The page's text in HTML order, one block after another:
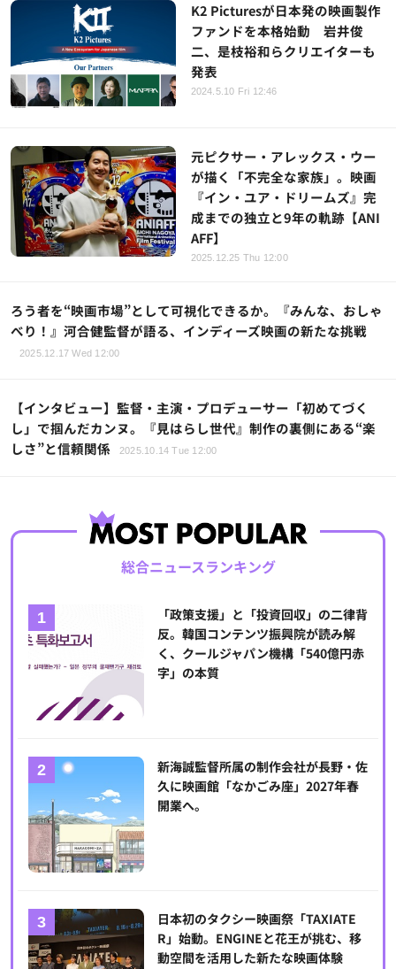
K2 Picturesが日本発の映画製作
ファンドを本格始動 岩井俊
二、是枝裕和らクリエイターも
発表
2024.5.10 Fri 12:46
元ピクサー・アレックス・ウー
が描く「不完全な家族」。映画
『イン・ユア・ドリームズ』完
成までの独立と9年の軌跡【ANI
AFF】
2025.12.25 Thu 12:00
ろう者を“映画市場”として可視化できるか。『みんな、おしゃ
べり！』河合健監督が語る、インディーズ映画の新たな挑戦
2025.12.17 Wed 12:00
【インタビュー】監督・主演・プロデューサー「初めてづく
し」で掴んだカンヌ。『見はらし世代』制作の裏側にある“楽
しさ”と信頼関係
2025.10.14 Tue 12:00
総合ニュースランキング
「政策支援」と「投資回収」の二律背
反。韓国コンテンツ振興院が読み解
く、クールジャパン機構「540億円赤
字」の本質
新海誠監督所属の制作会社が長野・佐
久に映画館「なかごみ座」2027年春
開業へ。
日本初のタクシー映画祭「TAXIATE
R」始動。ENGINEと花王が挑む、移
動空間を活用した新たな映画体験